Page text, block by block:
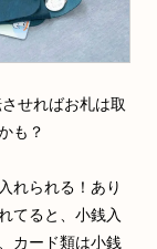
せればお札は取
も？
れられる！あり
てると、小銭入
カード類は小銭